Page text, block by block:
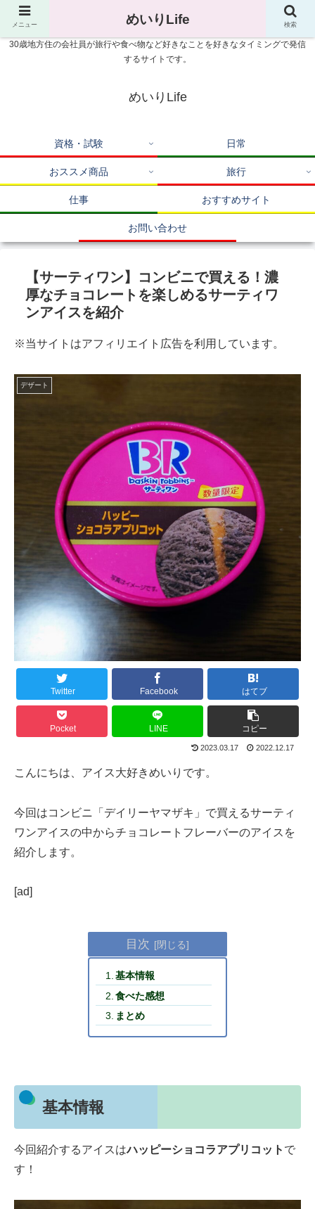
30歳地方住の会社員が旅行や食べ物など好きなことを好きなタイミングで発信
するサイトです。
めいりLife
資格・試験 日常
おススメ商品 旅行
仕事 おすすめサイト
お問い合わせ
【サーティワン】コンビニで買える！濃
厚なチョコレートを楽しめるサーティワ
ンアイスを紹介
※当サイトはアフィリエイト広告を利用しています。
デザート
Twitter Facebook はてブ
Pocket LINE コピー
2023.03.17 2022.12.17
こんにちは、アイス大好きめいりです。
今回はコンビニ「デイリーヤマザキ」で買えるサーティ
ワンアイスの中からチョコレートフレーバーのアイスを
紹介します。
[ad]
目次
基本情報
食べた感想
まとめ
基本情報
今回紹介するアイスはハッピーショコラアプリコット で
す！
メニュー めいりLife 検索